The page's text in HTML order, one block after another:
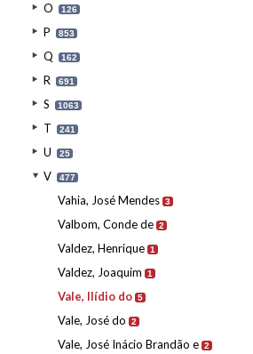
O 126
P 853
Q 162
R 691
S 1063
T 241
U 25
V 477
Vahia, José Mendes 3
Valbom, Conde de 2
Valdez, Henrique 1
Valdez, Joaquim 1
Vale, Ilídio do 5
Vale, José do 2
Vale, José Inácio Brandão e 2